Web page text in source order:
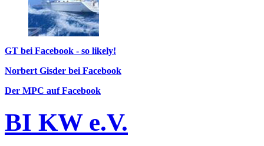
GT bei Facebook - so likely!
Norbert Gisder bei Facebook
Der MPC auf Facebook
BI KW e.V.